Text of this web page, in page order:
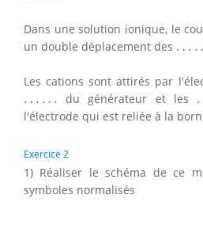
Dans une solution ionique, le
un double déplacement des …
… …
Les cations sont attirés par
… …
… … du générateur et les
l'électrode qui est reliée à la
Exercice 2
1) Réaliser le schéma de ce
symboles normalisés